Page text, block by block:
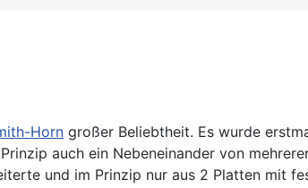
Horn großer Beliebtheit. Es wurde
auch ein Nebeneinander von
und im Prinzip nur aus 2 Platten mit